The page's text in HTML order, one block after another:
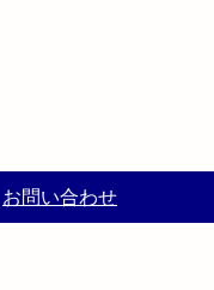
お問い合わせ